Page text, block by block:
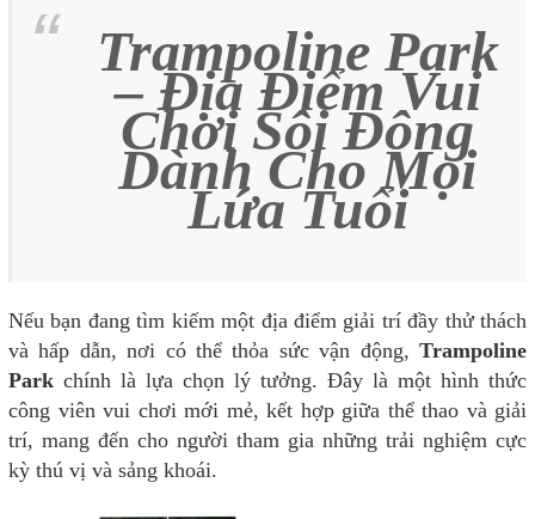
Trampoline Park
– Địa Điểm Vui
Chơi Sôi Động
Dành Cho Mọi
Lứa Tuổi
Nếu bạn đang tìm kiếm một địa điểm giải trí đầy thử thách
và hấp dẫn, nơi có thể thỏa sức vận động, Trampoline
Park chính là lựa chọn lý tưởng. Đây là một hình thức
công viên vui chơi mới mẻ, kết hợp giữa thể thao và giải
trí, mang đến cho người tham gia những trải nghiệm cực
kỳ thú vị và sảng khoái.